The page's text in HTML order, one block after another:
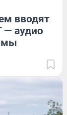
вводят
— аудио